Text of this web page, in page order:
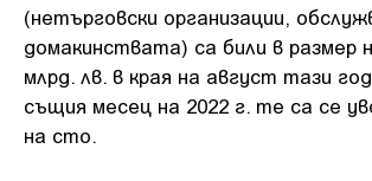
(нетърговски организации,
домакинствата) са били в размер
млрд. лв. в края на август тази
същия месец на 2022 г. те са се
на сто.